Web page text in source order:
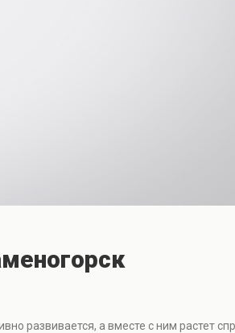
развивается, а вместе с ним растет